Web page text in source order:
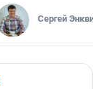
Сергей Энквист